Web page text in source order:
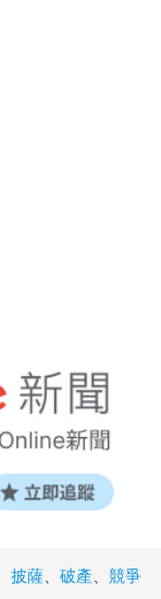
披薩 破產
競爭